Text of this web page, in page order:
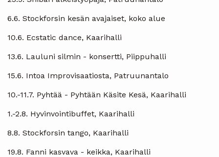
6.6. Stockforsin kesän avajaiset, koko alue
10.6. Ecstatic dance, Kaarihalli
13.6. Lauluni silmin - konsertti, Piippuhalli
15.6. Intoa Improvisaatiosta, Patruunantalo
10.-11.7. Pyhtää - Pyhtään Käsite Kesä, Kaarihalli
1.-2.8. Hyvinvointibuffet, Kaarihalli
8.8. Stockforsin tango, Kaarihalli
19.8. Fanni kasvava - keikka, Kaarihalli